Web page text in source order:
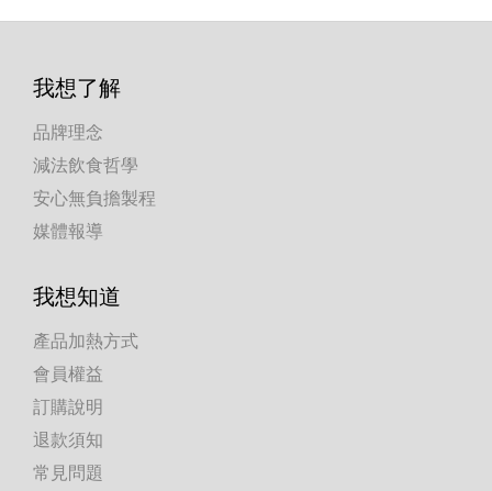
我想了解
品牌理念
減法飲食哲學
安心無負擔製程
媒體報導
我想知道
產品加熱方式
會員權益
訂購說明
退款須知
常見問題